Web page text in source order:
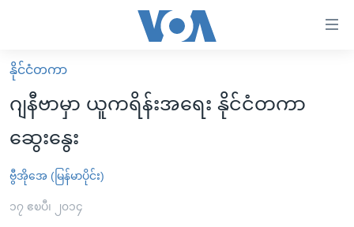
လွယ်ကူ
စေ
Link
များ
ပင်မ
မူလစာမျက်နှာ
မြန်မာ
ကမ္ဘာ့သတင်းများ
နိုင်ငံတကာ
ဗွီဒီယို
နိုင်ငံတကာ
ဂျနီဗာမှာ ယူကရိန်းအရေး နိုင်ငံတကာ
ဆွေးနွေး
ဗွီအိုအေ (မြန်မာပိုင်း)
၁၇ ဧၿပီ၊ ၂၀၁၄